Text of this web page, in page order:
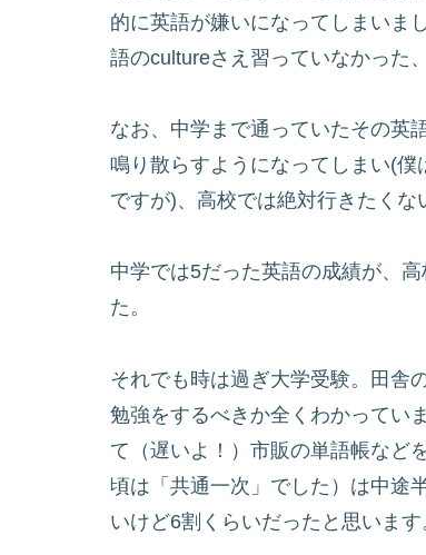
的に英語が嫌いになってしまいま
語のcultureさえ習っていなかった
なお、中学まで通っていたその英
鳴り散らすようになってしまい(
ですが)、高校では絶対行きたくな
中学では5だった英語の成績が、
た。
それでも時は過ぎ大学受験。田舎
勉強をするべきか全くわかってい
て（遅いよ！）市販の単語帳など
頃は「共通一次」でした）は中途
いけど6割くらいだったと思います